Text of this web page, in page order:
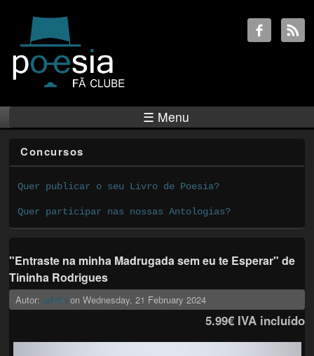
☰ Menu
Concursos
Quer publicar o seu Livro de Poesia?
Quer participar nas nossas Antologias?
"Entraste na minha Madrugada sem eu te Esperar" de
Tininha Rodrigues
Autor:admin onWednesday, 21 February 2024
5.99€IVA incluído